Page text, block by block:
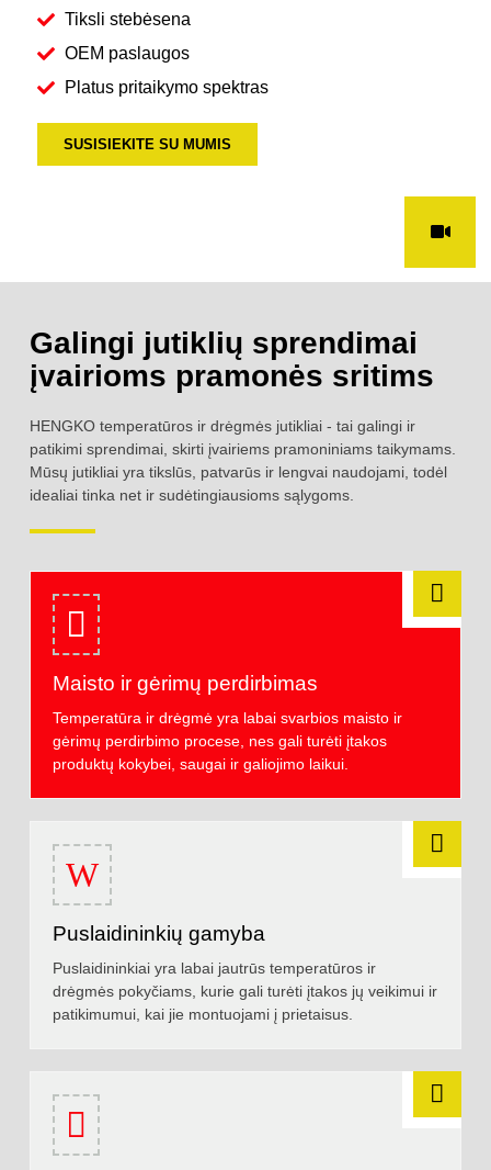
Tiksli stebėsena
OEM paslaugos
Platus pritaikymo spektras
SUSISIEKITE SU MUMIS
Galingi jutiklių sprendimai
įvairioms pramonės sritims
HENGKO temperatūros ir drėgmės jutikliai - tai galingi ir
patikimi sprendimai, skirti įvairiems pramoniniams taikymams.
Mūsų jutikliai yra tikslūs, patvarūs ir lengvai naudojami, todėl
idealiai tinka net ir sudėtingiausioms sąlygoms.
Maisto ir gėrimų perdirbimas
Temperatūra ir drėgmė yra labai svarbios maisto ir
gėrimų perdirbimo procese, nes gali turėti įtakos
produktų kokybei, saugai ir galiojimo laikui.
Puslaidininkių gamyba
Puslaidininkiai yra labai jautrūs temperatūros ir
drėgmės pokyčiams, kurie gali turėti įtakos jų veikimui ir
patikimumui, kai jie montuojami į prietaisus.